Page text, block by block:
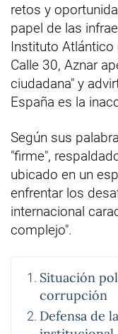
retos y
papel de las
Instituto Atlántico
Calle 30, Aznar
ciudadana" y
España es la
Según sus
"firme",
ubicado en un
enfrentar los
internacional
complejo".
Situación
corrupción
Defensa de